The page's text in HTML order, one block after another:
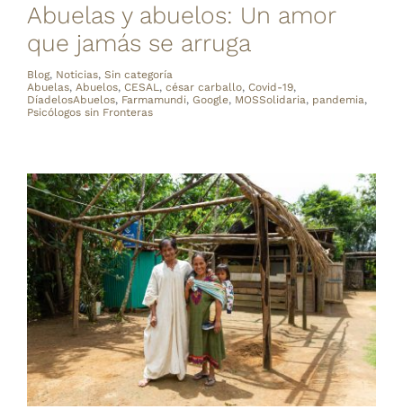
Abuelas y abuelos: Un amor
que jamás se arruga
Blog, Noticias, Sin categoría
Abuelas, Abuelos, CESAL, césar carballo, Covid-19,
DíadelosAbuelos, Farmamundi, Google, MOSSolidaria, pandemia,
Psicólogos sin Fronteras